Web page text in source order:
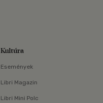
Kultúra
Események
Libri Magazin
Libri Mini Polc